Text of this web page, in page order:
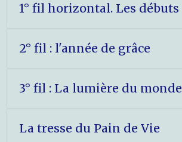
1° fil horizontal. Les débuts
2° fil : l'année de grâce
3° fil : La lumière du monde
La tresse du Pain de Vie